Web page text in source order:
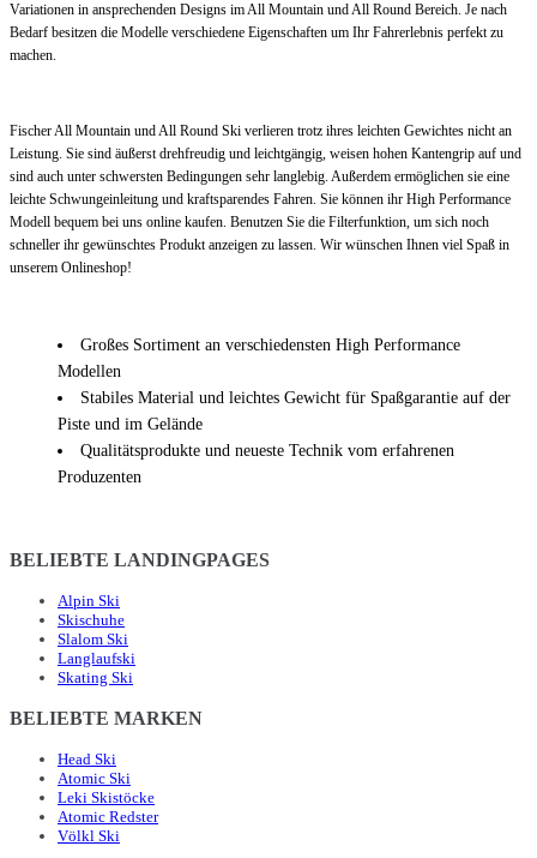
Variationen in ansprechenden Designs im All Mountain und All Round Bereich. Je nach
Bedarf besitzen die Modelle verschiedene Eigenschaften um Ihr Fahrerlebnis perfekt zu
machen.
Fischer All Mountain und All Round Ski verlieren trotz ihres leichten Gewichtes nicht an
Leistung. Sie sind äußerst drehfreudig und leichtgängig, weisen hohen Kantengrip auf und
sind auch unter schwersten Bedingungen sehr langlebig. Außerdem ermöglichen sie eine
leichte Schwungeinleitung und kraftsparendes Fahren. Sie können ihr High Performance
Modell bequem bei uns online kaufen. Benutzen Sie die Filterfunktion, um sich noch
schneller ihr gewünschtes Produkt anzeigen zu lassen. Wir wünschen Ihnen viel Spaß in
unserem Onlineshop!
Großes Sortiment an verschiedensten High Performance
Modellen
Stabiles Material und leichtes Gewicht für Spaßgarantie auf der
Piste und im Gelände
Qualitätsprodukte und neueste Technik vom erfahrenen
Produzenten
BELIEBTE LANDINGPAGES
Alpin Ski
Skischuhe
Slalom Ski
Langlaufski
Skating Ski
BELIEBTE MARKEN
Head Ski
Atomic Ski
Leki Skistöcke
Atomic Redster
Völkl Ski